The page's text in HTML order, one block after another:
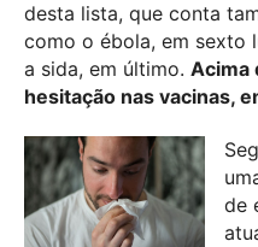
desta lista, que conta
como o ébola, em sexto
a sida, em último. Acima
hesitação nas vacinas,
de